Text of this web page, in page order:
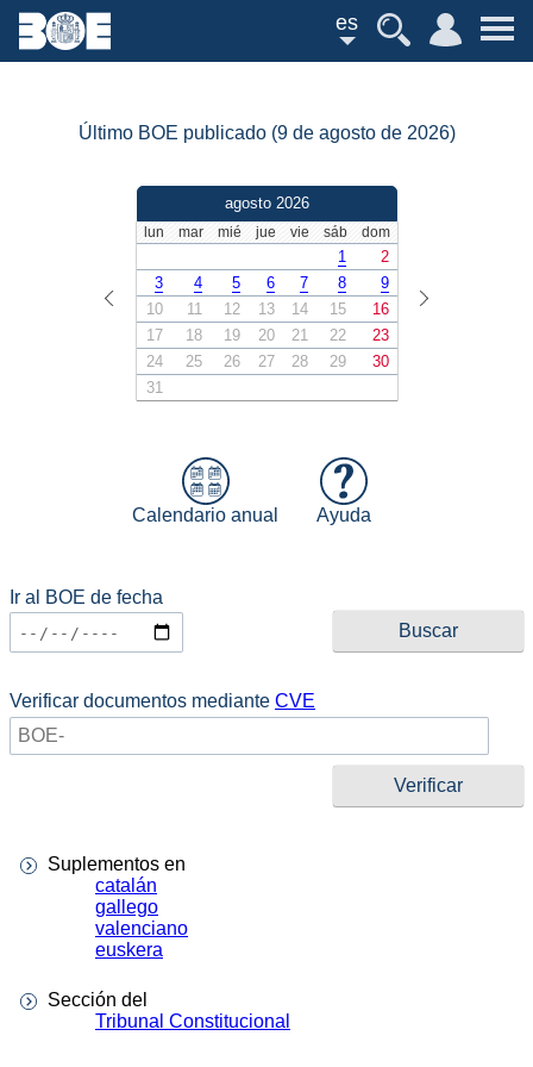
es
Último BOE publicado (9 de agosto de 2026)
agosto 2026
lun mar mié jue vie sáb dom
1
2
3
4 5 6 7 8
9
10
11 12 13 14 15
16
17
18 19 20 21 22
23
24
25 26 27 28 29
30
31
Calendario anual Ayuda
Ir al BOE de fecha
Verificar documentos mediante CVE
Suplementos en
catalán
gallego
valenciano
euskera
Sección del
Tribunal Constitucional